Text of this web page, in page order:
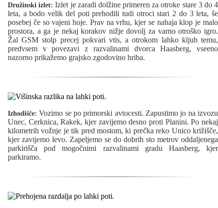
Družinski izlet: Izlet je zaradi dolžine primeren za otroke stare 3 do 4
leta, a bodo velik del poti prehodili tudi otroci stari 2 do 3 leta, še
posebej če so vajeni hoje. Prav na vrhu, kjer se nahaja klop je malo
prostora, a ga je nekaj korakov nižje dovolj za varno otroško igro.
Žal GSM stolp precej pokvari vtis, a otrokom lahko kljub temu,
predvsem v povezavi z razvalinami dvorca Haasberg, vseeno
nazorno prikažemo grajsko zgodovino hriba.
Izhodišče: Vozimo se po primorski avtocesti. Zapustimo jo na izvozu
Unec, Cerknica, Rakek, kjer zavijemo desno proti Planini. Po nekaj
kilometrih vožnje je tik pred mostom, ki prečka reko Unico križišče,
kjer zavijemo levo. Zapeljemo se do dobrih sto metrov oddaljenega
parkirišča pod mogočnimi razvalinami gradu Haasberg, kjer
parkiramo.